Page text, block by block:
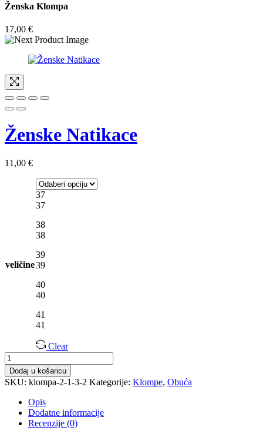
Ženska Klompa
17,00 €
Ženske Natikace
11,00 €
veličine
37
37
38
38
39
39
40
40
41
41
Clear
Ženske
Natikace
količina
Dodaj u košaricu
SKU: klompa-2-1-3-2 Kategorije: Klompe, Obuća
Opis
Dodatne informacije
Recenzije (0)